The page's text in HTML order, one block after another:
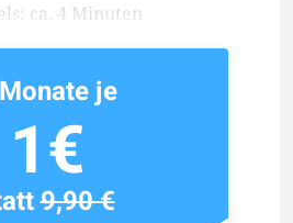
ca. 4 Minuten
je
1€
9,90 €